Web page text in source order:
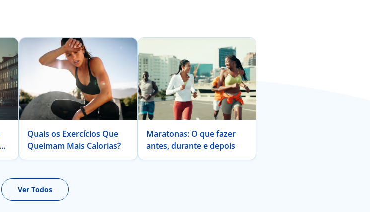
Quais os Exercícios Que
Queimam Mais Calorias?
Maratonas: O que fazer
antes, durante e depois
Ver Todos